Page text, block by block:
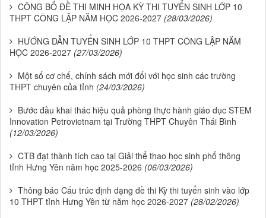
CÔNG BỐ ĐỀ THI MINH HỌA KỲ THI TUYỂN SINH LỚP 10
THPT CÔNG LẬP NĂM HỌC 2026-2027 (28/03/2026)
HƯỚNG DẪN TUYỂN SINH LỚP 10 THPT CÔNG LẬP NĂM
HỌC 2026-2027 (27/03/2026)
Một số cơ chế, chính sách mới đối với học sinh các trường
THPT chuyên của tỉnh (24/03/2026)
Bước đầu khai thác hiệu quả phòng thực hành giáo dục STEM
Innovation Petrovietnam tại Trường THPT Chuyên Thái Bình
(12/03/2026)
CTB đạt thành tích cao tại Giải thể thao học sinh phổ thông
tỉnh Hưng Yên năm học 2025-2026 (06/03/2026)
Thông báo Cấu trúc định dạng đề thi Kỳ thi tuyển sinh vào lớp
10 THPT tỉnh Hưng Yên từ năm học 2026-2027 (28/02/2026)